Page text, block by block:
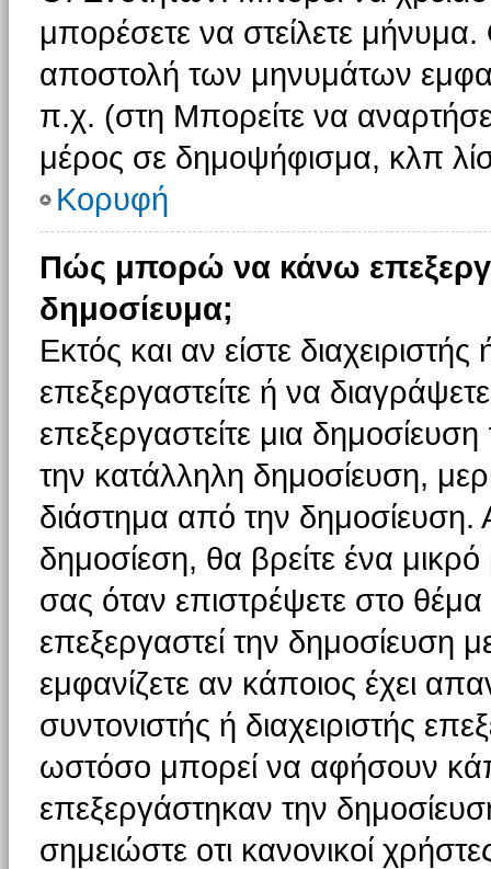
μπορέσετε να στείλετε μήνυμα.
αποστολή των μηνυμάτων
π.χ. (στη Μπορείτε να
μέρος σε δημοψήφισμα, κλπ
Κορυφή
Πώς μπορώ να κάνω
δημοσίευμα;
Εκτός και αν είστε
επεξεργαστείτε ή να
επεξεργαστείτε μια
την κατάλληλη δημοσίευση,
διάστημα από την δημοσίευση.
δημοσίεση, θα βρείτε ένα
σας όταν επιστρέψετε στο
επεξεργαστεί την δημοσίευση
εμφανίζετε αν κάποιος έχει
συντονιστής ή διαχειριστής
ωστόσο μπορεί να αφήσουν
επεξεργάστηκαν την
σημειώστε οτι κανονικοί